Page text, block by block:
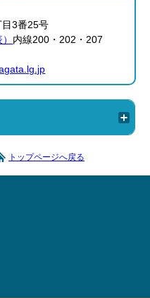
3番25号
内線200・202・207
トップページへ戻る